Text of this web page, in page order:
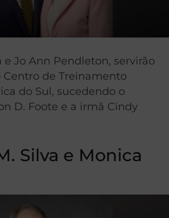
e Jo Ann Pendleton, servirão
de Treinamento
do Sul, sucedendo o
D. Foote e a irmã Cindy
Silva e Monica